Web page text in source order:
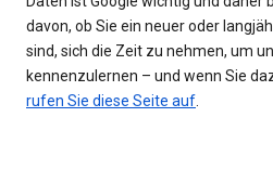
davon, ob Sie ein neuer oder
sind, sich die Zeit zu nehmen, um
kennenzulernen – und wenn Sie
rufen Sie diese Seite auf.